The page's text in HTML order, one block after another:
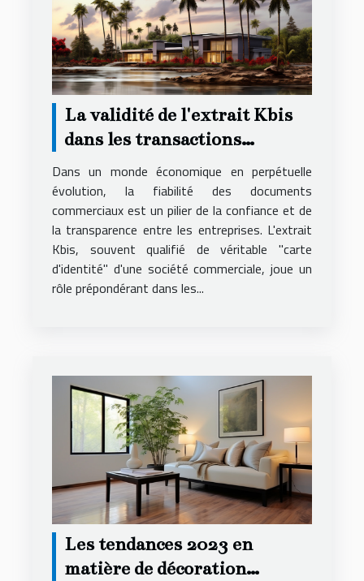
La validité de l'extrait Kbis
dans les transactions
commerciales et son impact
Dans un monde économique en perpétuelle
évolution, la fiabilité des documents
commerciaux est un pilier de la confiance et de
la transparence entre les entreprises. L'extrait
Kbis, souvent qualifié de véritable "carte
d'identité" d'une société commerciale, joue un
rôle prépondérant dans les...
Les tendances 2023 en
matière de décoration